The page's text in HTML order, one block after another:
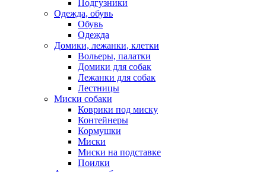
Подгузники
Одежда, обувь
Обувь
Одежда
Домики, лежанки, клетки
Вольеры, палатки
Домики для собак
Лежанки для собак
Лестницы
Миски собаки
Коврики под миску
Контейнеры
Кормушки
Миски
Миски на подставке
Поилки